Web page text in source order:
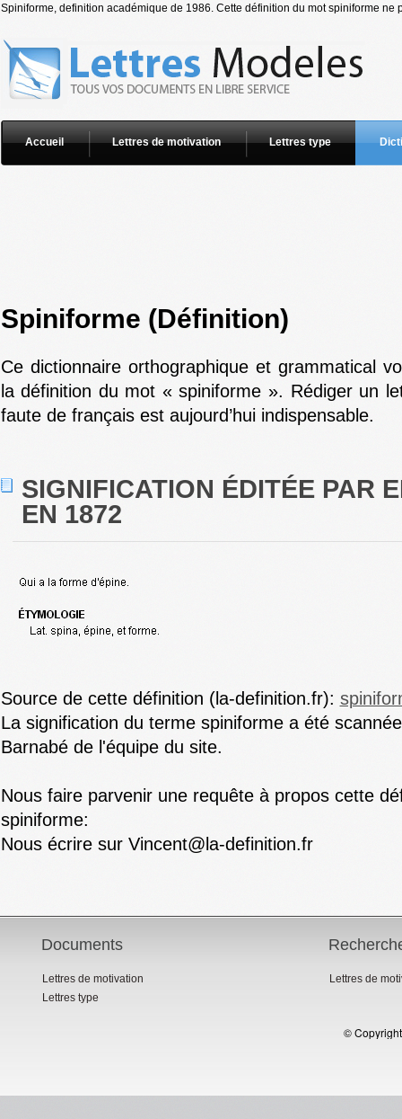
Spiniforme, definition académique de 1986. Cette définition du mot spiniforme ne
Accueil Lettres de motivation Lettres type
Spiniforme (Définition)
Ce dictionnaire orthographique et grammatical
la définition du mot « spiniforme ». Rédiger un
faute de français est aujourd’hui indispensable.
SIGNIFICATION ÉDITÉE PAR
EN 1872
Source de cette définition (la-definition.fr):
La signification du terme spiniforme a été
Barnabé de l'équipe du site.
Nous faire parvenir une requête à propos cette
spiniforme:
Nous écrire sur Vincent@la-definition.fr
Documents
Lettres de motivation
Lettres type
Lettres de
©